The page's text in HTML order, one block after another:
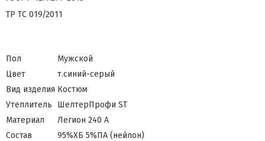
ТР ТС 019/2011
Пол
Мужской
Цвет
т.синий-серый
Вид изделия Костюм
Утеплитель
ШелтерПрофи ST
Материал
Легион 240 А
Состав
95%ХБ 5%ПА (нейлон)